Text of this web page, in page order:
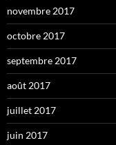
novembre 2017
octobre 2017
septembre 2017
août 2017
juillet 2017
juin 2017